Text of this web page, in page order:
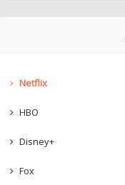
Netflix
HBO
Disney+
Fox